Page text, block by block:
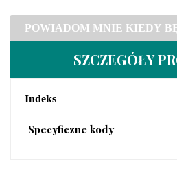
POWIADOM MNIE KIEDY
SZCZEGÓŁY
Indeks
Specyficzne kody